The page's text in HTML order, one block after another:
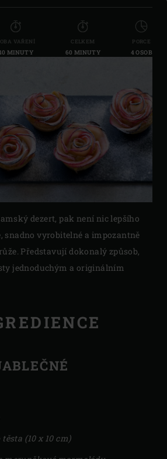
VAŘENÍ
MINUTY
CELKEM
60 MINUTY
PORCE
4 OSOB
dezert, pak není nic lepšího
snadno vyrobitelné a impozantně
Představují dokonalý způsob,
jednoduchým a originálním
(10 x 10 cm)